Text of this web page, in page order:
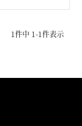
1件中 1-1件表示